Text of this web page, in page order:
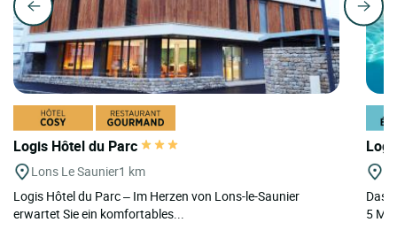
Logis Hôtel du Parc
Lons Le Saunier1 km
Logis Hôtel du Parc – Im Herzen von Lons-le-Saunier
erwartet Sie ein komfortables...
Das
5